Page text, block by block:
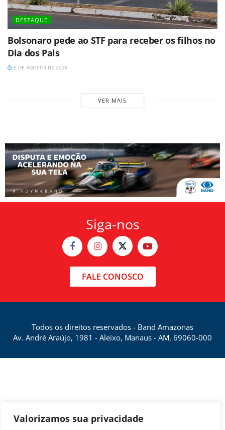
Valorizamos sua privacidade
DESTAQUE
Bolsonaro pede ao STF para receber os filhos no
Dia dos Pais
5 DE AGOSTO DE 2026
VER MAIS
Siga-nos
FALE CONOSCO
Todos os direitos reservados - Band Amazonas
Av. André Araújo, 1981 - Aleixo, Manaus - AM, 69060-000